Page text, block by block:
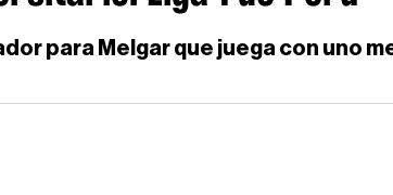
para Melgar que juega con uno